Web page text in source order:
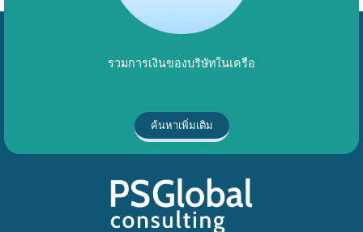
รวมการเงินของบริษัทในเครือ
ค้นหาเพิ่มเติม